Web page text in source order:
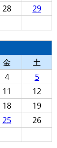
28
29
金
土
4
5
11
12
18
19
25
26